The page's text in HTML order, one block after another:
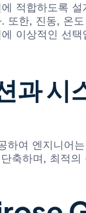
적합하도록
또한, 진동, 온
이상적인 선택
과 시
하여 엔지니어
축하며, 최적